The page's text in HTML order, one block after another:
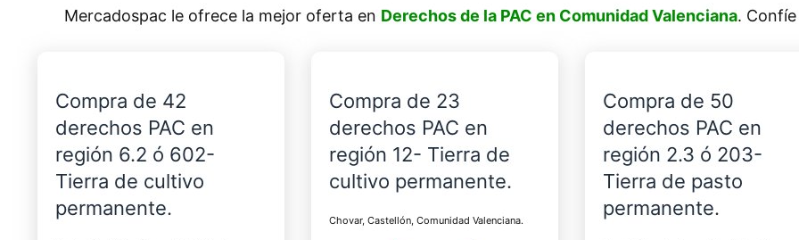
Mercadospac le ofrece la mejor oferta en Derechos de la PAC en Comunidad Valenciana.
Compra de 42
derechos PAC en
región 6.2 ó 602-
Tierra de cultivo
permanente.
Compra de 23
derechos PAC en
región 12- Tierra de
cultivo permanente.
Chovar, Castellón, Comunidad Valenciana.
Compra de 50
derechos PAC en
región 2.3 ó 203-
Tierra de pasto
permanente.